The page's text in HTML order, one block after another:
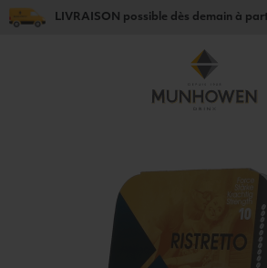
LIVRAISON possible dès demain à